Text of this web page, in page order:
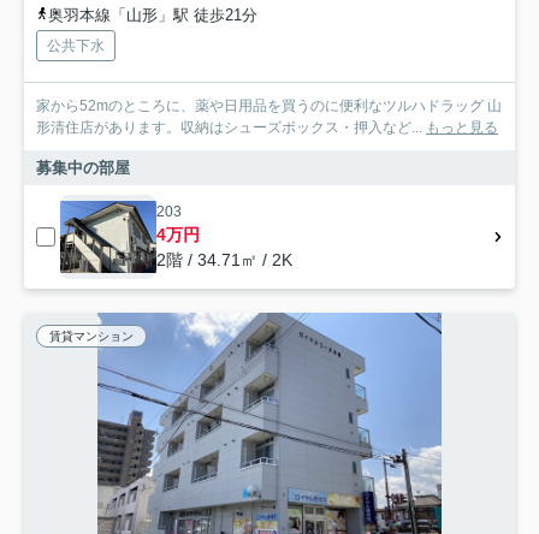
奥羽本線「山形」駅 徒歩21分
公共下水
家から52mのところに、薬や日用品を買うのに便利なツルハドラッグ 山
形清住店があります。収納はシューズボックス・押入など... もっと見る
募集中の部屋
203
4万円
2階 / 34.71㎡ / 2K
賃貸マンション